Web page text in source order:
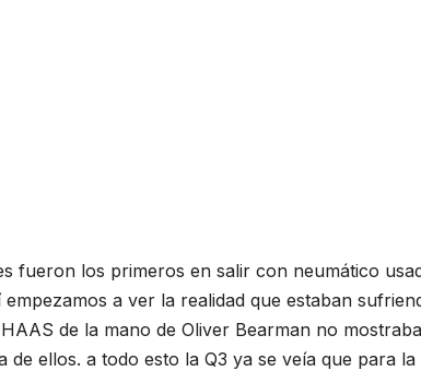
fueron los primeros en salir con neumático
a ver la realidad que estaban
de la mano de Oliver Bearman no
ellos. a todo esto la Q3 ya se veía que para